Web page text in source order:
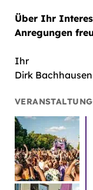
Über Ihr
Anregungen
Ihr
Dirk Bachhausen